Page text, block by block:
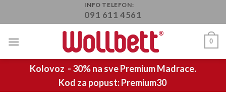
INFO TELEFON:
091 611 4561
0
Kolovoz - 30% na sve Premium Madrace.
Kod za popust: Premium30